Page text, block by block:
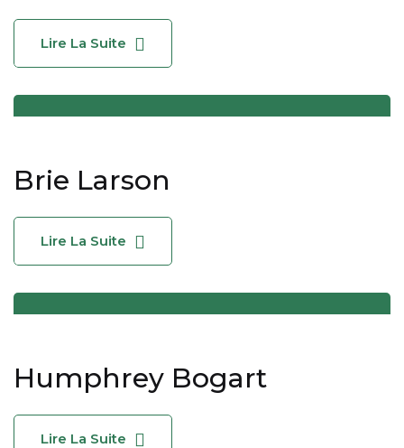
Lire La Suite
Brie Larson
Lire La Suite
Humphrey Bogart
Lire La Suite